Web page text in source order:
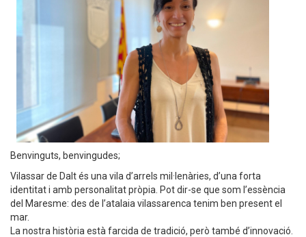
Benvinguts, benvingudes;
Vilassar de Dalt és una vila d’arrels mil·lenàries, d’una forta
identitat i amb personalitat pròpia. Pot dir-se que som l’essència
del Maresme: des de l’atalaia vilassarenca tenim ben present el
mar.
La nostra història està farcida de tradició, però també d’innovació.